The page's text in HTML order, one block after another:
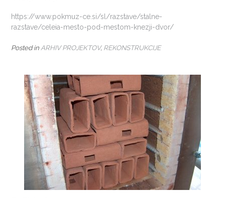
https://www.pokmuz-ce.si/sl/razstave/stalne-
razstave/celeia-mesto-pod-mestom-knezji-dvor/
Posted in ARHIV PROJEKTOV, REKONSTRUKCIJE